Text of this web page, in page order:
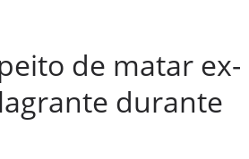
de matar ex-
durante